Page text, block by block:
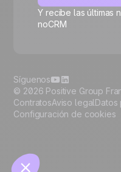
Y recibe las últimas
noCRM
© 2026 Positive Group
ContratosAviso legalDatos
Configuración de cookies
Síguenos